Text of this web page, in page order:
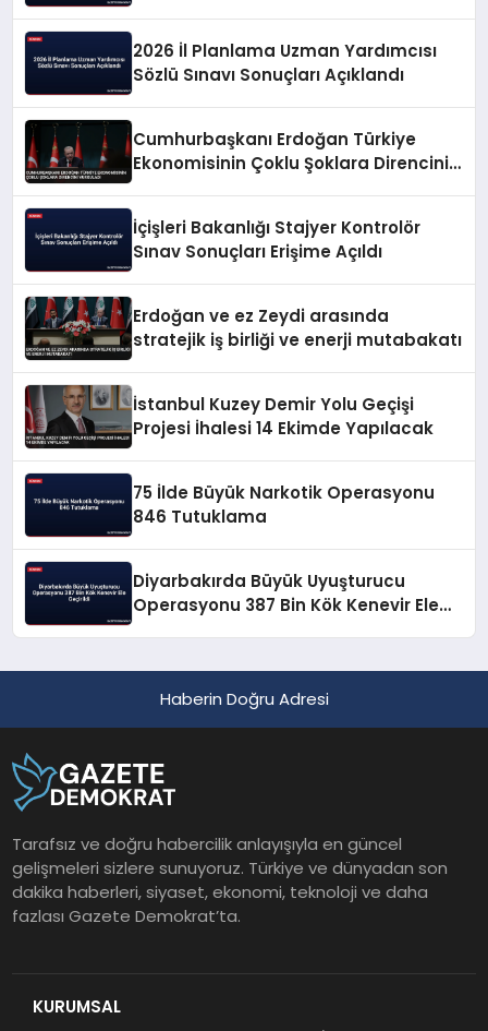
2026 İl Planlama Uzman Yardımcısı
Sözlü Sınavı Sonuçları Açıklandı
Cumhurbaşkanı Erdoğan Türkiye
Ekonomisinin Çoklu Şoklara Direncini
İçişleri Bakanlığı Stajyer Kontrolör
Sınav Sonuçları Erişime Açıldı
Erdoğan ve ez Zeydi arasında
stratejik iş birliği ve enerji mutabakatı
İstanbul Kuzey Demir Yolu Geçişi
Projesi İhalesi 14 Ekimde Yapılacak
75 İlde Büyük Narkotik Operasyonu
846 Tutuklama
Diyarbakırda Büyük Uyuşturucu
Operasyonu 387 Bin Kök Kenevir Ele
Haberin Doğru Adresi
Tarafsız ve doğru habercilik anlayışıyla en güncel
gelişmeleri sizlere sunuyoruz. Türkiye ve dünyadan son
dakika haberleri, siyaset, ekonomi, teknoloji ve daha
fazlası Gazete Demokrat’ta.
KURUMSAL